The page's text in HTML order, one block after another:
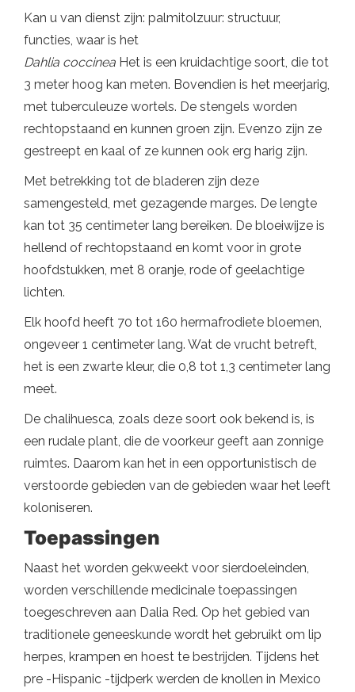
Kan u van dienst zijn: palmitolzuur: structuur,
functies, waar is het
Dahlia coccinea Het is een kruidachtige soort, die tot
3 meter hoog kan meten. Bovendien is het meerjarig,
met tuberculeuze wortels. De stengels worden
rechtopstaand en kunnen groen zijn. Evenzo zijn ze
gestreept en kaal of ze kunnen ook erg harig zijn.
Met betrekking tot de bladeren zijn deze
samengesteld, met gezagende marges. De lengte
kan tot 35 centimeter lang bereiken. De bloeiwijze is
hellend of rechtopstaand en komt voor in grote
hoofdstukken, met 8 oranje, rode of geelachtige
lichten.
Elk hoofd heeft 70 tot 160 hermafrodiete bloemen,
ongeveer 1 centimeter lang. Wat de vrucht betreft,
het is een zwarte kleur, die 0,8 tot 1,3 centimeter lang
meet.
De chalihuesca, zoals deze soort ook bekend is, is
een rudale plant, die de voorkeur geeft aan zonnige
ruimtes. Daarom kan het in een opportunistisch de
verstoorde gebieden van de gebieden waar het leeft
koloniseren.
Toepassingen
Naast het worden gekweekt voor sierdoeleinden,
worden verschillende medicinale toepassingen
toegeschreven aan Dalia Red. Op het gebied van
traditionele geneeskunde wordt het gebruikt om lip
herpes, krampen en hoest te bestrijden. Tijdens het
pre -Hispanic -tijdperk werden de knollen in Mexico